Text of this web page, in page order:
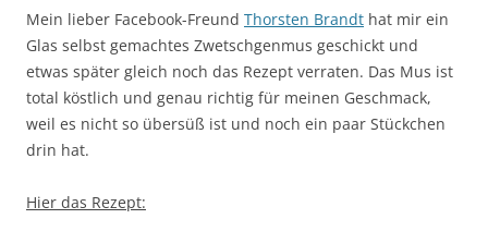
Mein lieber Facebook-Freund Thorsten Brandt hat mir ein
Glas selbst gemachtes Zwetschgenmus geschickt und
etwas später gleich noch das Rezept verraten. Das Mus ist
total köstlich und genau richtig für meinen Geschmack,
weil es nicht so übersüß ist und noch ein paar Stückchen
drin hat.
Hier das Rezept: